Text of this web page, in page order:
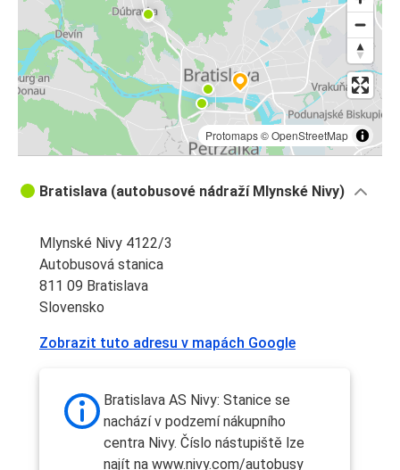
Protomaps©OpenStreetMap
Bratislava (autobusové nádraží Mlynské Nivy)
Mlynské Nivy 4122/3
Autobusová stanica
811 09 Bratislava
Slovensko
Zobrazit tuto adresu v mapách Google
Bratislava AS Nivy: Stanice se
nachází v podzemí nákupního
centra Nivy. Číslo nástupiště lze
najít na www.nivy.com/autobusy